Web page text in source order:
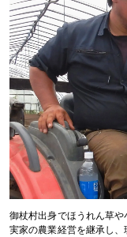
御杖村出身でほうれん草
実家の農業経営を継承し